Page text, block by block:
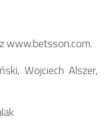
www.betsson.com.
Wojciech Alszer,